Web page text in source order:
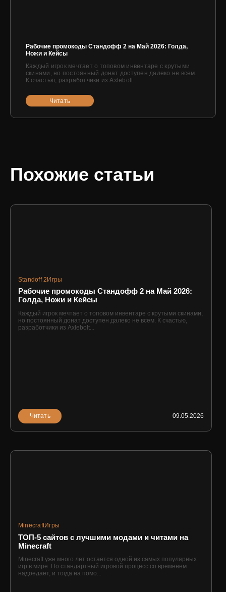
Рабочие промокоды Стандофф 2 на Май 2026: Голда,
Ножи и Кейсы
Каждый игрок мечтает о топовом инвентаре с крутыми
скинами, но постоянный донат доступен далеко не всем.
К счастью, разработчики из Axlebolt...
Читать
Похожие статьи
Standoff 2Игры
Рабочие промокоды Стандофф 2 на Май 2026:
Голда, Ножи и Кейсы
Каждый игрок мечтает о топовом инвентаре с крутыми скинами,
но постоянный донат доступен далеко не всем. К счастью,
разработчики из Axlebolt...
Читать 09.05.2026
MinecraftИгры
ТОП-5 сайтов с лучшими модами и читами на
Minecraft
Minecraft уже много лет остаётся одной из самых популярных
игр в мире. Но стандартный игровой процесс со временем
надоедает, и тогда на помо...